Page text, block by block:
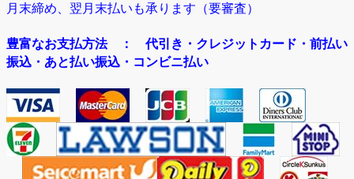
月末締め、翌月末払いも承ります（要審査）
豊富なお支払方法： 代引き・クレジットカード・前払い
振込・あと払い振込・コンビニ払い